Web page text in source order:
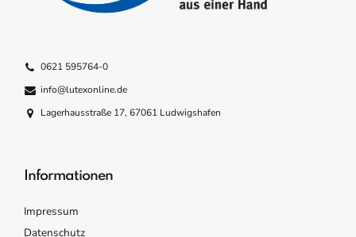
0621 595764-0
info@lutexonline.de
Lagerhausstraße 17, 67061 Ludwigshafen
Informationen
Impressum
Datenschutz